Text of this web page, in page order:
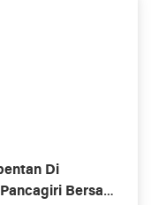
Di
Bersama